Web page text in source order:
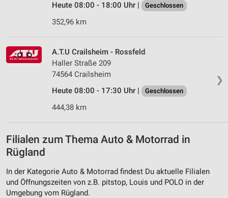
Heute 08:00 - 18:00 Uhr |
Geschlossen
352,96 km
❯
A.T.U Crailsheim - Rossfeld
Haller Straße 209
74564 Crailsheim
Heute 08:00 - 17:30 Uhr |
Geschlossen
444,38 km
Filialen zum Thema Auto & Motorrad in
Rügland
In der Kategorie Auto & Motorrad findest Du aktuelle Filialen
und Öffnungszeiten von z.B. pitstop, Louis und POLO in der
Umgebung vom Rügland.